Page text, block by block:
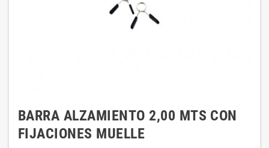
BARRA ALZAMIENTO 2,00 MTS CON
FIJACIONES MUELLE